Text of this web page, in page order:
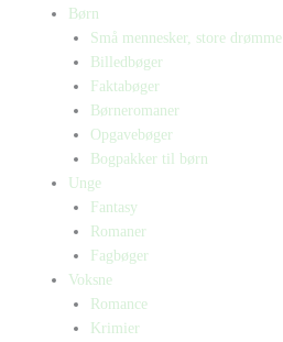
Børn
Små mennesker, store drømme
Billedbøger
Faktabøger
Børneromaner
Opgavebøger
Bogpakker til børn
Unge
Fantasy
Romaner
Fagbøger
Voksne
Romance
Krimier